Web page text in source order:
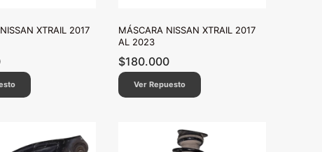
XTRAIL 2017
MÁSCARA NISSAN XTRAIL 2017
AL 2023
$180.000
Ver Repuesto